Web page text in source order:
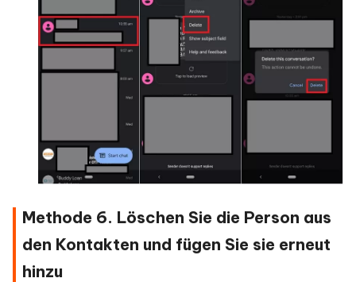
Methode 6. Löschen Sie die Person aus
den Kontakten und fügen Sie sie erneut
hinzu